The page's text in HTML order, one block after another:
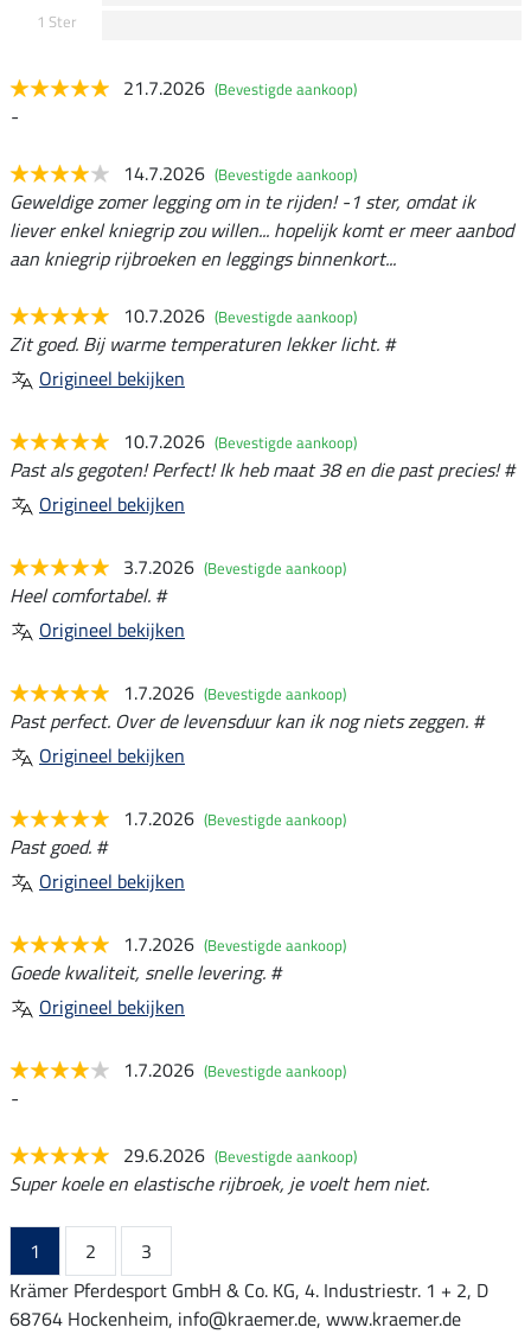
1 Ster
21.7.2026 (Bevestigde aankoop)
-
14.7.2026 (Bevestigde aankoop)
Geweldige zomer legging om in te rijden! -1 ster, omdat ik
liever enkel kniegrip zou willen... hopelijk komt er meer aanbod
aan kniegrip rijbroeken en leggings binnenkort...
10.7.2026 (Bevestigde aankoop)
Zit goed. Bij warme temperaturen lekker licht. #
Origineel bekijken
10.7.2026 (Bevestigde aankoop)
Past als gegoten! Perfect! Ik heb maat 38 en die past precies! #
Origineel bekijken
3.7.2026 (Bevestigde aankoop)
Heel comfortabel. #
Origineel bekijken
1.7.2026 (Bevestigde aankoop)
Past perfect. Over de levensduur kan ik nog niets zeggen. #
Origineel bekijken
1.7.2026 (Bevestigde aankoop)
Past goed. #
Origineel bekijken
1.7.2026 (Bevestigde aankoop)
Goede kwaliteit, snelle levering. #
Origineel bekijken
1.7.2026 (Bevestigde aankoop)
-
29.6.2026 (Bevestigde aankoop)
Super koele en elastische rijbroek, je voelt hem niet.
1 2
3
Krämer Pferdesport GmbH & Co. KG, 4. Industriestr. 1 + 2, D
68764 Hockenheim, info@kraemer.de, www.kraemer.de